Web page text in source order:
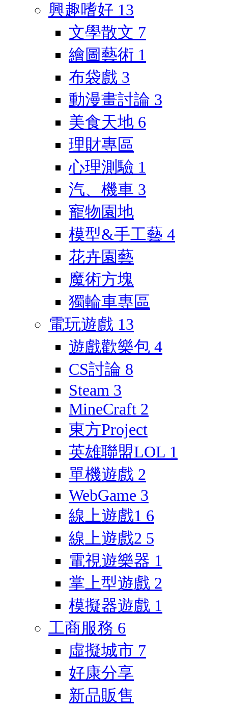
興趣嗜好 13
文學散文 7
繪圖藝術 1
布袋戲 3
動漫畫討論 3
美食天地 6
理財專區
心理測驗 1
汽、機車 3
寵物園地
模型&手工藝 4
花卉園藝
魔術方塊
獨輪車專區
電玩遊戲 13
遊戲歡樂包 4
CS討論 8
Steam 3
MineCraft 2
東方Project
英雄聯盟LOL 1
單機遊戲 2
WebGame 3
線上遊戲1 6
線上遊戲2 5
電視遊樂器 1
掌上型遊戲 2
模擬器遊戲 1
工商服務 6
虛擬城市 7
好康分享
新品販售